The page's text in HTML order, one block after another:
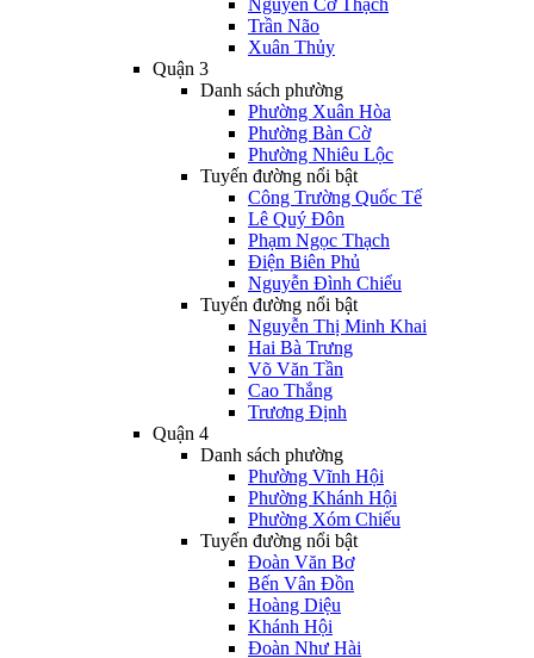
Nguyễn Cơ Thạch
Trần Não
Xuân Thủy
Quận 3
Danh sách phường
Phường Xuân Hòa
Phường Bàn Cờ
Phường Nhiêu Lộc
Tuyến đường nổi bật
Công Trường Quốc Tế
Lê Quý Đôn
Phạm Ngọc Thạch
Điện Biên Phủ
Nguyễn Đình Chiểu
Tuyến đường nổi bật
Nguyễn Thị Minh Khai
Hai Bà Trưng
Võ Văn Tần
Cao Thắng
Trương Định
Quận 4
Danh sách phường
Phường Vĩnh Hội
Phường Khánh Hội
Phường Xóm Chiếu
Tuyến đường nổi bật
Đoàn Văn Bơ
Bến Vân Đồn
Hoàng Diệu
Khánh Hội
Đoàn Như Hài